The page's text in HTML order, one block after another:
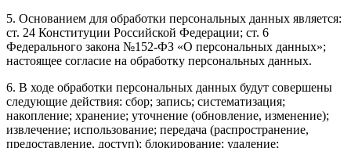
5. Основанием для обработки персональных данных является:
ст. 24 Конституции Российской Федерации; ст. 6
Федерального закона №152-ФЗ «О персональных данных»;
настоящее согласие на обработку персональных данных.
6. В ходе обработки персональных данных будут совершены
следующие действия: сбор; запись; систематизация;
накопление; хранение; уточнение (обновление, изменение);
извлечение; использование; передача (распространение,
предоставление, доступ); блокирование; удаление;